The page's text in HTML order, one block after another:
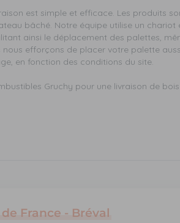
est simple et efficace. Les produits
bâché. Notre équipe utilise un chariot
ainsi le déplacement des palettes,
nous efforçons de placer votre palette
en fonction des conditions du site.
Gruchy pour une livraison de
France - Bréval